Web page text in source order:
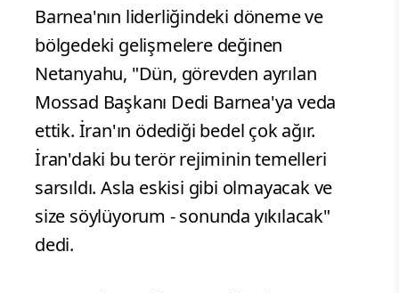
Barnea'nın liderliğindeki döneme ve
bölgedeki gelişmelere değinen
Netanyahu, "Dün, görevden ayrılan
Mossad Başkanı Dedi Barnea'ya veda
ettik. İran'ın ödediği bedel çok ağır.
İran'daki bu terör rejiminin temelleri
sarsıldı. Asla eskisi gibi olmayacak ve
size söylüyorum - sonunda yıkılacak"
dedi.